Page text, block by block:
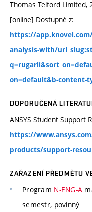
Thomas Telford Limited,
[online] Dostupné z:
https://
analysis-with/
on=default&b-content-
DOPORUČENÁ
ANSYS Student Support
https://
products/support-
ZAŘAZENÍ PŘEDMĚTU
Program N-ENG-A
semestr, povinný